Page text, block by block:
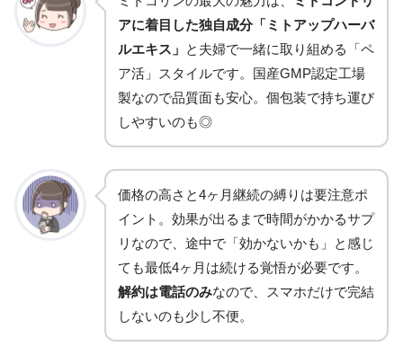
アに着目した独自成分「ミトアップハーバ
ルエキス」 と夫婦で一緒に取り組める「ペ
ア活」スタイルです。国産GMP認定工場
製なので品質面も安心。個包装で持ち運び
しやすいのも◎
価格の高さと4ヶ月継続の縛りは要注意ポ
イント。効果が出るまで時間がかかるサプ
リなので、途中で「効かないかも」と感じ
ても最低4ヶ月は続ける覚悟が必要です。
解約は電話のみなので、スマホだけで完結
しないのも少し不便。